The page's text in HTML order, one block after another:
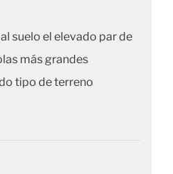
suelo el elevado par de
más grandes
tipo de terreno